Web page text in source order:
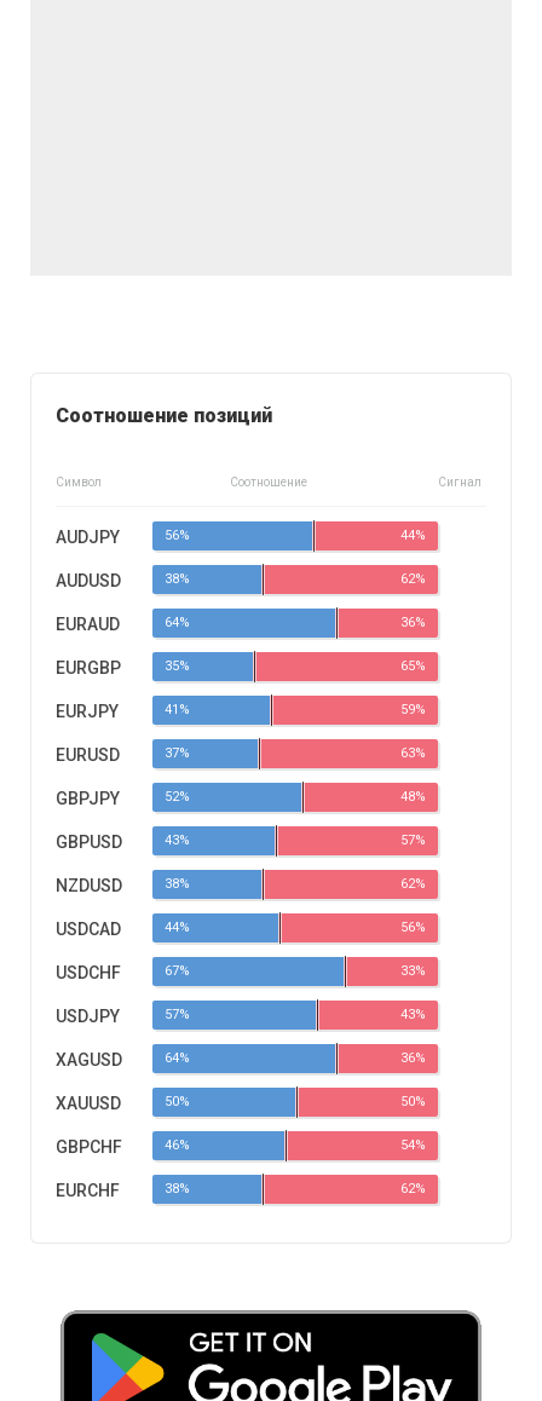
Соотношение позиций
Символ Соотношение Сигнал
AUDJPY 56% 44%
AUDUSD 38% 62%
EURAUD 64% 36%
EURGBP 35% 65%
EURJPY 41% 59%
EURUSD 37% 63%
GBPJPY 52% 48%
GBPUSD 43% 57%
NZDUSD 38% 62%
USDCAD 44% 56%
USDCHF 67% 33%
USDJPY 57% 43%
XAGUSD 64% 36%
XAUUSD 50% 50%
GBPCHF 46% 54%
EURCHF 38% 62%